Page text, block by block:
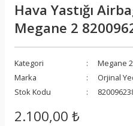
Hava Yastığı
Megane 2
Kategori
Megane 2
Marka
Orjinal
Stok Kodu
2.100,00 ₺